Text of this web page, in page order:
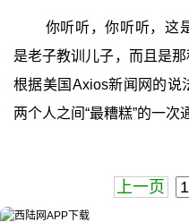
你听听，你听听，这
是老子教训儿子，而且是
根据美国Axios新闻网的说
两个人之间“最糟糕”的一次
上一页